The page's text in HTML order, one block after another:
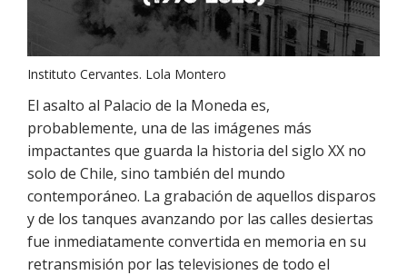
Instituto Cervantes. Lola Montero
El asalto al Palacio de la Moneda es,
probablemente, una de las imágenes más
impactantes que guarda la historia del siglo XX no
solo de Chile, sino también del mundo
contemporáneo. La grabación de aquellos disparos
y de los tanques avanzando por las calles desiertas
fue inmediatamente convertida en memoria en su
retransmisión por las televisiones de todo el